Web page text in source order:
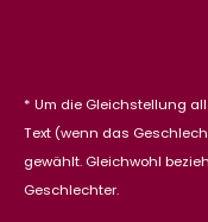
* Um die Gleichstellung
Text (wenn das
gewählt. Gleichwohl
Geschlechter.